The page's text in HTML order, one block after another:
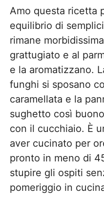
Amo questa ricetta
equilibrio di
rimane
grattugiato e al
e la aromatizzano.
funghi si sposano
caramellata e la
sughetto così
con il cucchiaio. È
aver cucinato per
pronto in meno di
stupire gli ospiti
pomeriggio in